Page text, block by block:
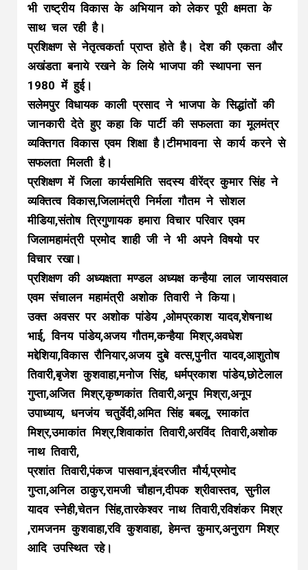
भी राष्ट्रीय विकास के अभियान को लेकर पूरी क्षमता के
साथ चल रही है।
प्रशिक्षण से नेतृत्वकर्ता प्राप्त होते है। देश की एकता और
अखंडता बनाये रखने के लिये भाजपा की स्थापना सन
1980 में हुई।
सलेमपुर विधायक काली प्रसाद ने भाजपा के सिद्धांतों की
जानकारी देते हुए कहा कि पार्टी की सफलता का मूलमंत्र
व्यक्तिगत विकास एवम शिक्षा है।टीमभावना से कार्य करने से
सफलता मिलती है।
प्रशिक्षण में जिला कार्यसमिति सदस्य वीरेंद्र कुमार सिंह ने
व्यक्तित्व विकास,जिलामंत्री निर्मला गौतम ने सोशल
मीडिया,संतोष त्रिगुणायक हमारा विचार परिवार एवम
जिलामहामंत्री प्रमोद शाही जी ने भी अपने विषयो पर
विचार रखा।
प्रशिक्षण की अध्यक्षता मण्डल अध्यक्ष कन्हैया लाल जायसवाल
एवम संचालन महामंत्री अशोक तिवारी ने किया।
उक्त अवसर पर अशोक पांडेय ,ओमप्रकाश यादव,शेषनाथ
भाई, विनय पांडेय,अजय गौतम,कन्हैया मिश्र,अवधेश
मद्देशिया,विकास रौनियार,अजय दुबे वत्स,पुनीत यादव,आशुतोष
तिवारी,बृजेश कुशवाहा,मनोज सिंह, धर्मप्रकाश पांडेय,छोटेलाल
गुप्ता,अजित मिश्र,कृष्णकांत तिवारी,अनूप मिश्रा,अनूप
उपाध्याय, धनजंय चतुर्वेदी,अमित सिंह बबलू, रमाकांत
मिश्र,उमाकांत मिश्र,शिवाकांत तिवारी,अरविंद तिवारी,अशोक
नाथ तिवारी,
प्रशांत तिवारी,पंकज पासवान,इंदरजीत मौर्य,प्रमोद
गुप्ता,अनिल ठाकुर,रामजी चौहान,दीपक श्रीवास्तव, सुनील
यादव स्नेही,चेतन सिंह,तारकेश्वर नाथ तिवारी,रविशंकर मिश्र
,रामजनम कुशवाहा,रवि कुशवाहा, हेमन्त कुमार,अनुराग मिश्र
आदि उपस्थित रहे।